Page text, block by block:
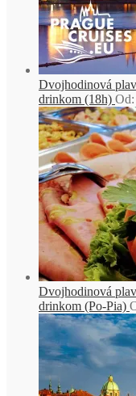
Dvojhodinová
drinkom (18h) Od:
Dvojhodinová
drinkom (Po-Pia)